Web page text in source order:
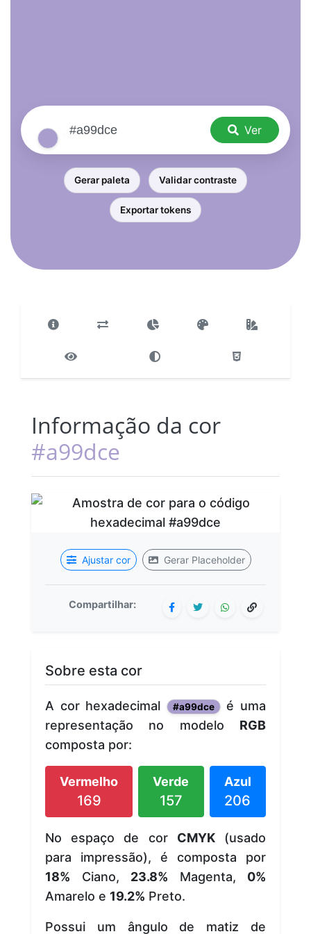
Ver
Gerar paleta Validar contraste
Exportar tokens
Informação da cor
#a99dce
Ajustar cor Gerar Placeholder
Compartilhar:
Sobre esta cor
A cor hexadecimal #a99dce é uma
representação no modelo RGB
composta por:
Vermelho
169
Verde
157
Azul
206
No espaço de cor CMYK(usado
para impressão), é composta por
18% Ciano, 23.8% Magenta, 0%
Amarelo e 19.2% Preto.
Possui um ângulo de matiz de